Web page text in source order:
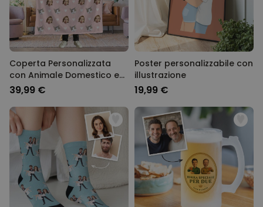
Coperta Personalizzata
con Animale Domestico e
Viso
39,99 €
Poster personalizzabile con
illustrazione
19,99 €